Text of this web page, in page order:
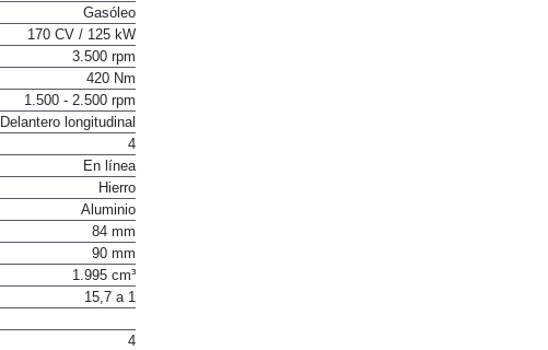
Gasóleo
170 CV / 125 kW
3.500 rpm
420 Nm
1.500 - 2.500 rpm
Delantero longitudinal
4
En línea
Hierro
Aluminio
84 mm
90 mm
1.995 cm³
15,7 a 1
4